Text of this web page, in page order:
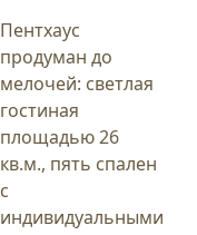
Пентхаус
продуман до
мелочей: светлая
гостиная
площадью 26
кв.м., пять спален
с
индивидуальными